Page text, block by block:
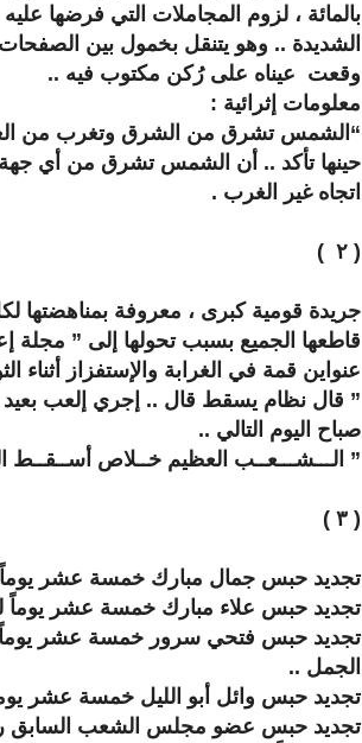
بالمائة ، لزوم المجاملات التي فرضها
الشديدة .. وهو يتنقل بخمول بين
وقعت عيناه على رُكن مكتوب فيه ..
معلومات إثرائية :
“الشمس تشرق من الشرق وتغرب من
حينها تأكد .. أن الشمس تشرق من أي
اتجاه غير الغرب .
( ۲ )
جريدة قومية كبرى ، معروفة بمناهضتها
قاطعها الجميع بسبب تحولها إلى ” مجلة
عنواين قمة في الغرابة والإستفزاز أثناء
” قال نظام يسقط قال .. إجري إلعب بعيد
صباح اليوم التالي ..
” الـــشـــعــب العظيم خــلاص أســقــط
( ٣ )
تجديد حبس جمال مبارك خمسة عشر يوماً
تجديد حبس علاء مبارك خمسة عشر يوماً
تجديد حبس فتحي سرور خمسة عشر يوماً
الجمل ..
تجديد حبس وائل أبو الليل خمسة عشر
تجديد حبس عضو مجلس الشعب السابق